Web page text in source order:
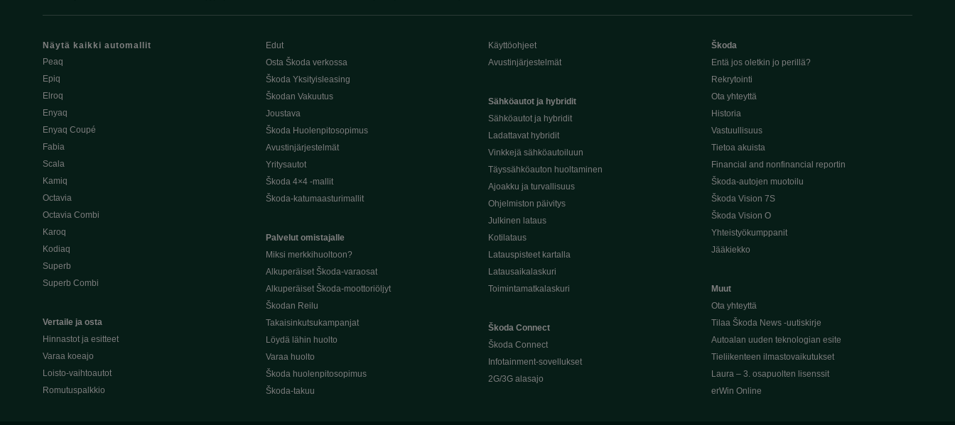
Näytä kaikki automallit
Peaq
Epiq
Elroq
Enyaq
Enyaq Coupé
Fabia
Scala
Kamiq
Octavia
Octavia Combi
Karoq
Kodiaq
Superb
Superb Combi
Vertaile ja osta
Hinnastot ja esitteet
Varaa koeajo
Loisto-vaihtoautot
Romutuspalkkio
Edut
Osta Škoda verkossa
Škoda Yksityisleasing
Škodan Vakuutus
Joustava
Škoda Huolenpitosopimus
Avustinjärjestelmät
Yritysautot
Škoda 4×4 -mallit
Škoda-katumaasturimallit
Palvelut omistajalle
Miksi merkkihuoltoon?
Alkuperäiset Škoda-varaosat
Alkuperäiset Škoda-moottoriöljyt
Škodan Reilu
Takaisinkutsukampanjat
Löydä lähin huolto
Varaa huolto
Škoda huolenpitosopimus
Škoda-takuu
Käyttöohjeet
Avustinjärjestelmät
Sähköautot ja hybridit
Sähköautot ja hybridit
Ladattavat hybridit
Vinkkejä sähköautoiluun
Täyssähköauton huoltaminen
Ajoakku ja turvallisuus
Ohjelmiston päivitys
Julkinen lataus
Kotilataus
Latauspisteet kartalla
Latausaikalaskuri
Toimintamatkalaskuri
Škoda Connect
Škoda Connect
Infotainment-sovellukset
2G/3G alasajo
Škoda
Entä jos oletkin jo perillä?
Rekrytointi
Ota yhteyttä
Historia
Vastuullisuus
Tietoa akuista
Financial and nonfinancial reportin
Škoda-autojen muotoilu
Škoda Vision 7S
Škoda Vision O
Yhteistyökumppanit
Jääkiekko
Muut
Ota yhteyttä
Tilaa Škoda News -uutiskirje
Autoalan uuden teknologian esite
Tieliikenteen ilmastovaikutukset
Laura – 3. osapuolten lisenssit
erWin Online